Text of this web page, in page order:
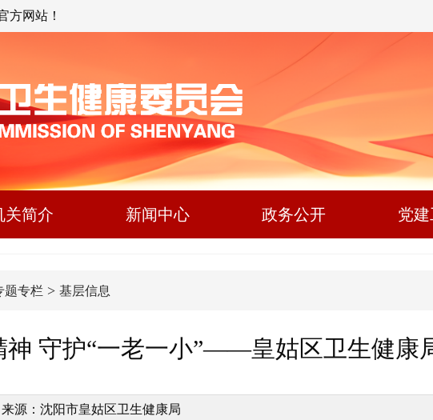
方网站！
关简介 新闻中心 政务公开 党
题专栏 > 基层信息
神 守护“一老一小”——皇姑区卫生健康
来源：沈阳市皇姑区卫生健康局